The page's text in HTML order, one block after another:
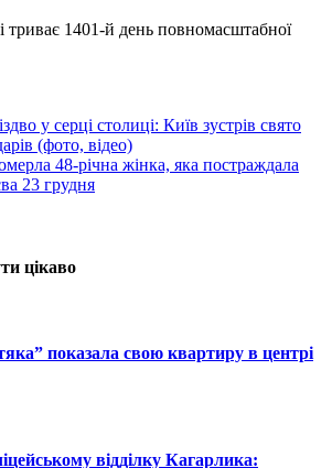
триває 1401-й день повномасштабної
у серці столиці: Київ зустрів свято
(фото, відео)
48-річна жінка, яка постраждала
23 грудня
цікаво
показала свою квартиру в центрі
відділку Кагарлика: